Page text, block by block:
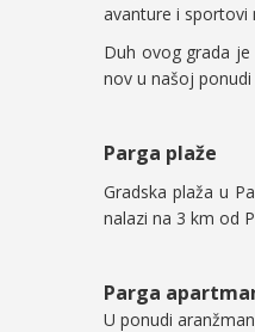
avanture i sportovi
Duh ovog grada
nov u našoj
Parga plaže
Gradska plaža u
nalazi na 3 km od
Parga
U ponudi